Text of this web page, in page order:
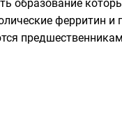
образование
ферритин и